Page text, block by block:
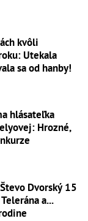
kvôli
Utekala
sa od hanby!
hlásateľka
Hrozné,
Dvorský 15
a...